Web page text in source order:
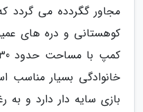
مجاور گگردده می گردد
کوهستانی و دره های
خانوادگی بسیار
بازی سایه دار دارد و به